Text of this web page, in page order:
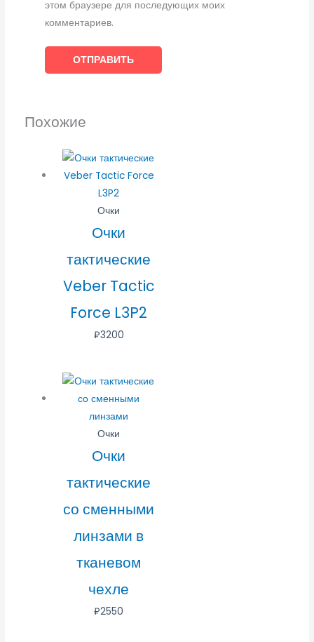
этом браузере для последующих моих
комментариев.
Похожие
Очки
Очки
тактические
Veber Tactic
Force L3P2
₽3200
Очки
Очки
тактические
со сменными
линзами в
тканевом
чехле
₽2550